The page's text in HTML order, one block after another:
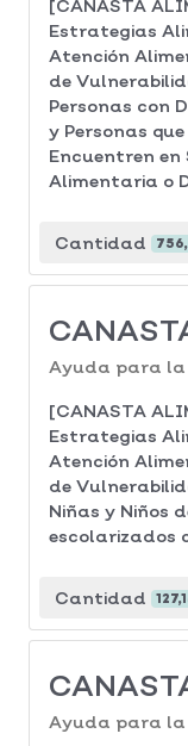
[CANASTA
Estrategias
Atención
de
Personas con
y Personas
Encuentren
Alimentaria o
Cantidad
Ayuda para
[CANASTA
Estrategias
Atención
de
Niñas y Niños
escolarizados
Cantidad
Ayuda para